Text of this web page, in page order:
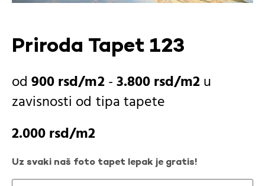
Priroda Tapet 123
900rsd -3.800rsd
u
zavisnosti od tipa tapete
2.000rsd
Uz svaki naš foto tapet lepak je gratis!